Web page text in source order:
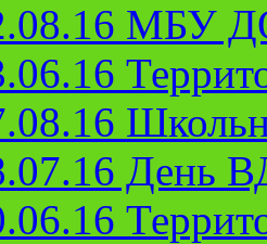
МБУ
День